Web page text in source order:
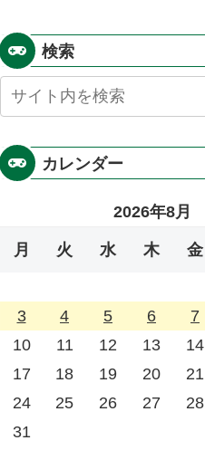
検索
カレンダー
2026年8月
月 火 水 木 金
3
4 5 6 7
10
11 12 13 14
17
18 19 20 21
24
25 26 27 28
31